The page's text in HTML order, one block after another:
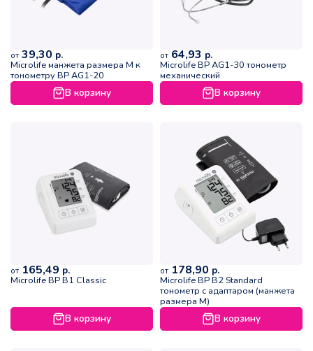
от 39,30 р.
Microlife манжета размера M к
тонометру BP AG1-20
В корзину
от 64,93 р.
Microlife BP AG1-30 тонометр
механический
В корзину
от 165,49 р.
Microlife BP B1 Classic
В корзину
от 178,90 р.
Microlife ВР B2 Standard
тонометр с адаптаром (манжета
размера M)
В корзину